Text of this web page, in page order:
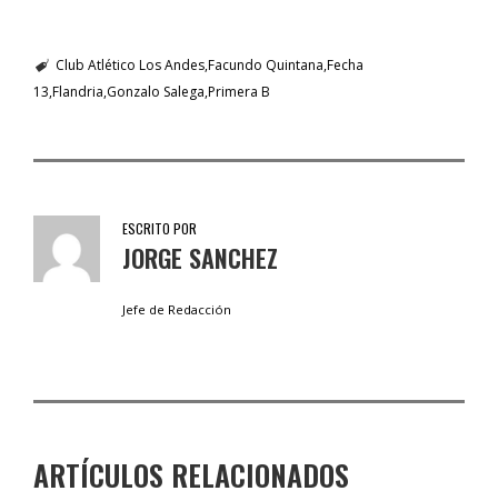
Club Atlético Los AndesFacundo Quintana Fecha
13 Flandria Gonzalo Salega Primera B
ESCRITO POR
JORGE SANCHEZ
Jefe de Redacción
ARTÍCULOS RELACIONADOS